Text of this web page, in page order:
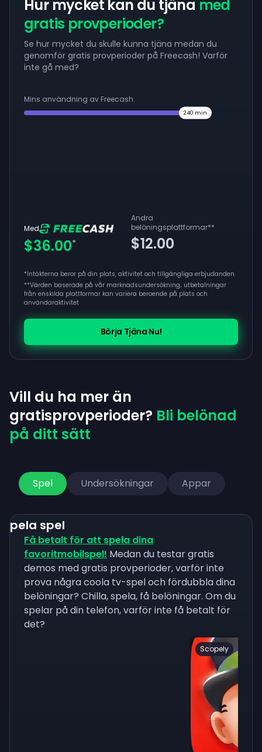
Hur mycket kan du tjäna med
gratis provperioder?
Se hur mycket du skulle kunna tjäna medan du
genomför gratis provperioder på Freecash! Varför
inte gå med?
Mins användning av Freecash:
240 min
Med
$36.00*
Andra
belöningsplattformar**
$12.00
*Intäkterna beror på din plats, aktivitet och tillgängliga erbjudanden.
**Värden baserade på vår marknadsundersökning; utbetalningar
från enskilda plattformar kan variera beroende på plats och
användaraktivitet
Börja Tjäna Nu!
Vill du ha mer än
gratisprovperioder? Bli belönad
på ditt sätt
Spel Undersökningar Appar
Spela spel
Få betalt för att spela dina
favoritmobilspel! Medan du testar gratis
demos med gratis provperioder, varför inte
prova några coola tv-spel och fördubbla dina
belöningar? Chilla, spela, få belöningar. Om du
spelar på din telefon, varför inte få betalt för
det?
Scopely